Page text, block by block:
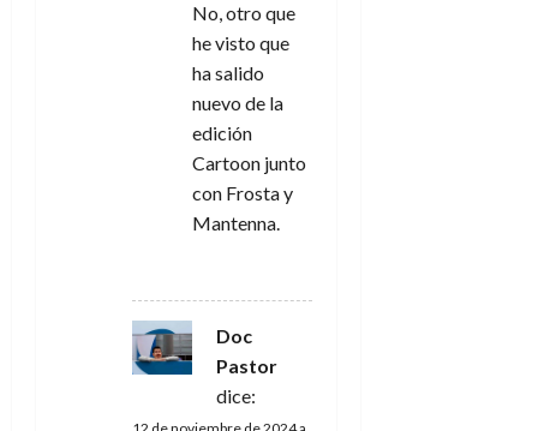
No, otro que
he visto que
ha salido
nuevo de la
edición
Cartoon junto
con Frosta y
Mantenna.
Doc
Pastor
dice: